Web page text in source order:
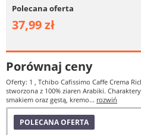
Polecana oferta
37,99 zł
Porównaj ceny
Oferty: 1 , Tchibo Cafissimo Caffe Crema
stworzona z 100% ziaren Arabiki.
smakiem oraz gęstą, kremo... rozwiń
POLECANA OFERTA